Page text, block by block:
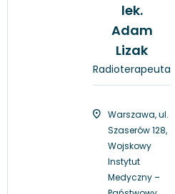
lek.
Adam
Lizak
Radioterapeuta
Warszawa, ul.
Szaserów 128,
Wojskowy
Instytut
Medyczny –